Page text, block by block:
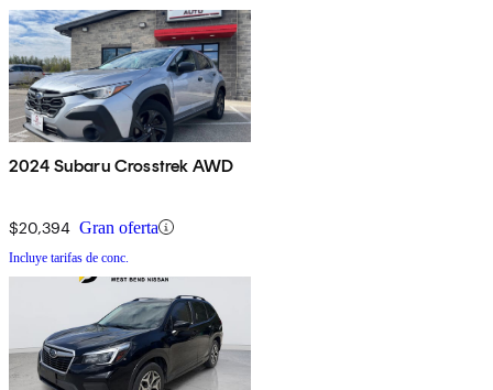
2024 Subaru Crosstrek AWD
$20,394 Gran oferta
Incluye tarifas de conc.